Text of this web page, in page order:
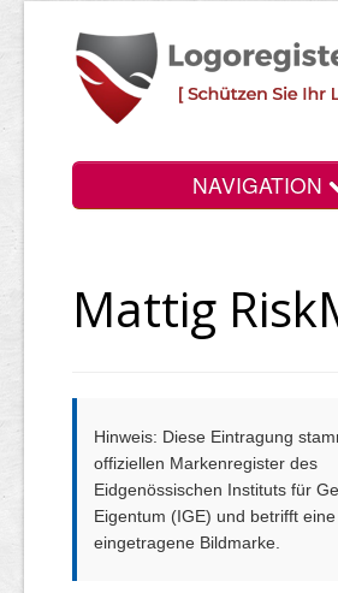
NAVIGATION
Login
Rechtliche Infos
Mattig
Hinweis: Diese Eintragung
offiziellen Markenregister des
Eidgenössischen Instituts für
Eigentum (IGE) und betrifft
eingetragene Bildmarke.